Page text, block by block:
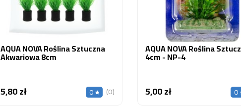
AQUA NOVA Roślina Sztuczna
Akwariowa 8cm
5,80 złCena 0 (0)
AQUA NOVA Roślina
4cm - NP-4
5,00 złCena 0